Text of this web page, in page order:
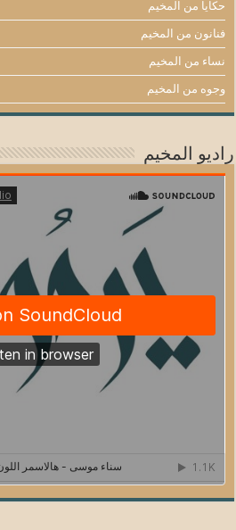
حكايا من المخيم
فنانون من المخيم
نساء من المخيم
وجوه من المخيم
راديو المخيم